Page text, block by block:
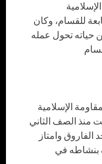
للقسام، وكان
حياته تحول عمله
الإسلامية
منذ الصف الثاني
وامتاز
بنشاطه في